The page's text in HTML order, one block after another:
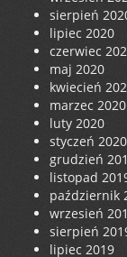
sierpień
lipiec 2020
czerwiec
maj 2020
kwiecień
marzec 2020
luty 2020
styczeń 2020
grudzień
listopad
październik
wrzesień
sierpień
lipiec 2019